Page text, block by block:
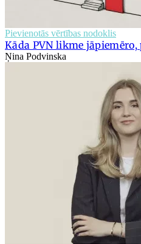
Pievienotās vērtības nodoklis
Kāda PVN likme
Ņina Podvinska